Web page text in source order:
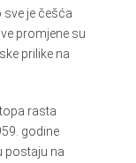
je češća
promjene su
prilike na
rasta
godine
postaju na